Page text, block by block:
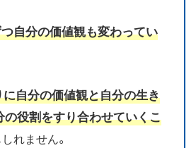
自分の価値観も変わってい
自分の価値観と自分の生き
役割をすり合わせていくこ
れません。